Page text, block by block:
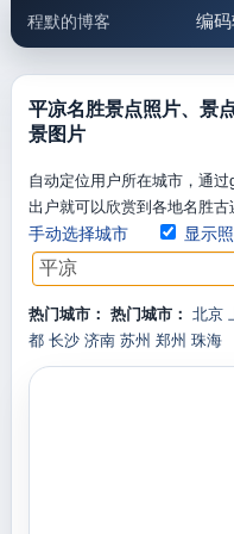
程默的博客 编
邮件工具 生
平凉名胜景点照片、景
景图片
自动定位用户所在城市，通
出户就可以欣赏到各地名胜古
手动选择城市 显示
热门城市： 热门城市： 北京
都 长沙 济南 苏州 郑州 珠海